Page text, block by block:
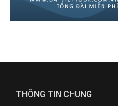
THÔNG TIN CHUNG